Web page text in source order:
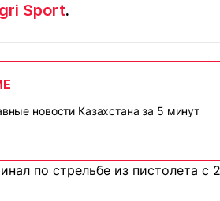
(700) 3 888 188
Sport.
новости Казахстана за 5 минут
по стрельбе из пистолета